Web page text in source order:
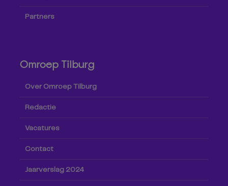
Partners
Omroep Tilburg
Over Omroep Tilburg
Redactie
Vacatures
Contact
Jaarverslag 2024